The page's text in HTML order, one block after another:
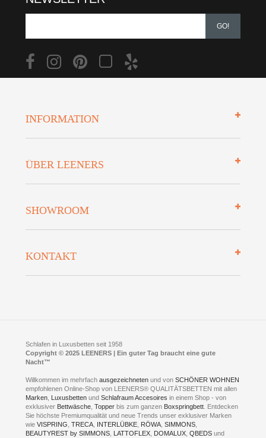
GO!
INFORMATION
Finanzierung
Datenschutz
ÜBER LEENERS
Preisgarantie
Presse
Jobs
SHOWROOM
Fotoalbum
Kontakt
KONTAKT
Neuer Showroom für unsere Onlineartikel.
Kontakt via:WhatsApp
Kontakt via:eMail
mögliche Zeiten für eine Showroom Terminreservierung
MO und DI geschlossen
Schlafen in Luxusbetten seit 1958
Copyright © 2025 LEENERS | Ein guter Tag braucht eine gute
Nacht™
Willkommen im mehrfachausgezeichnetenund vonSCHÖNER WOHNEN
empfohlenen Online-Shop von LEENERS® QUALITÄTSBETTEN mit allen
Marken Luxusbetten undSchlafraum Accesoires in einem Shop - von
exklusiver Bettwäsche ,Topper bis zum ganzen Boxspringbett . Entdecken
Sie höchste Premiumqualität und neue Trends unser exklusiver Marken
wieVISPRING ,TRECA INTERLÜBKE RÖWA ,SIMMONS
BEAUTYREST by SIMMONS LATTOFLEX DOMALUX ,QBEDS und